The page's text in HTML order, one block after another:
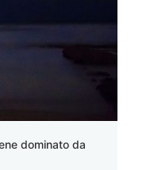
dominato da